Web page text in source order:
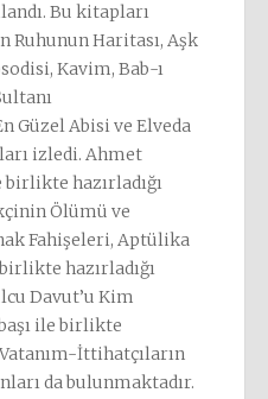
Bu kitapları
Ruhunun Haritası, Aşk
Kavim, Bab-ı
Güzel Abisi ve Elveda
izledi. Ahmet
hazırladığı
Ölümü ve
Fahişeleri, Aptülika
hazırladığı
Davut’u Kim
ile birlikte
Vatanım-İttihatçıların
da bulunmaktadır.